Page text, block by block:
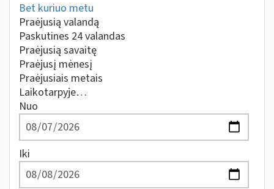
Bet kuriuo metu
Praėjusią valandą
Paskutines 24 valandas
Praėjusią savaitę
Praėjusį mėnesį
Praėjusiais metais
Laikotarpyje…
Nuo
Iki